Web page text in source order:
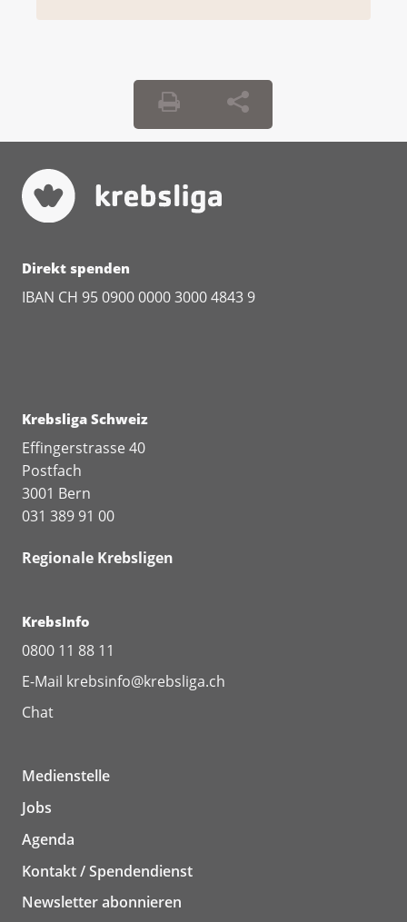
Direkt spenden
IBAN CH 95 0900 0000 3000 4843 9
Krebsliga Schweiz
Effingerstrasse 40
Postfach
3001 Bern
031 389 91 00
Regionale Krebsligen
KrebsInfo
0800 11 88 11
E-Mail krebsinfo@krebsliga.ch
Chat
Medienstelle
Jobs
Agenda
Kontakt / Spendendienst
Newsletter abonnieren